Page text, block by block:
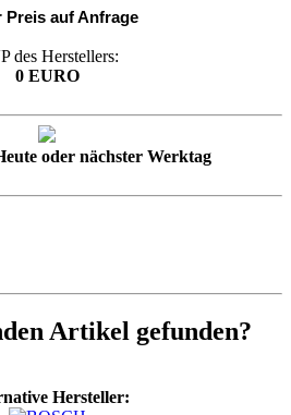
Preis auf Anfrage
des Herstellers:
0 EURO
oder nächster Werktag
Artikel gefunden?
Hersteller: